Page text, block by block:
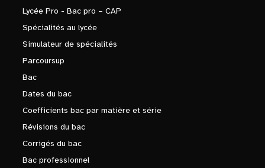
Lycée Pro - Bac pro – CAP
Spécialités au lycée
Simulateur de spécialités
Parcoursup
Bac
Dates du bac
Coefficients bac par matière et série
Révisions du bac
Corrigés du bac
Bac professionnel